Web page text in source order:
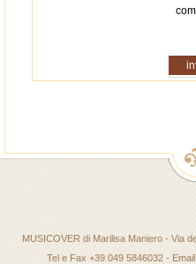
MUSICOVER di Marilisa Maniero - Via
Tel e Fax +39 049 5846032 -